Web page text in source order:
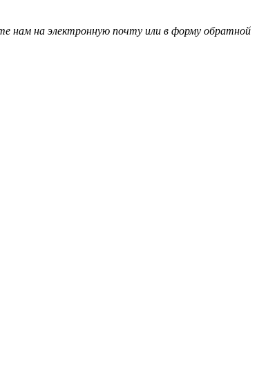
нам на электронную почту или в форму обратной